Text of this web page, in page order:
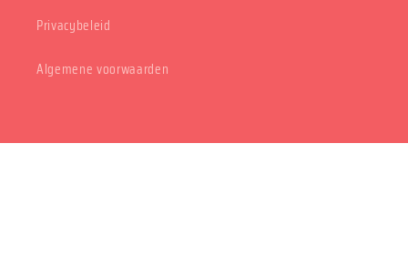
Privacybeleid
Algemene voorwaarden